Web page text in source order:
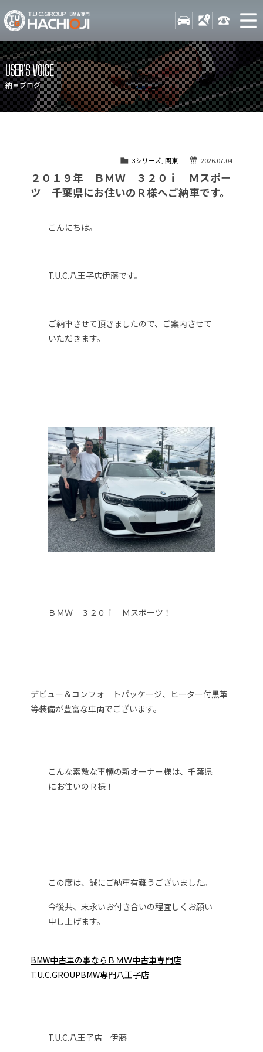
TUCグループ BMW専門 八
STOCK ACCESS 042-
ニュース
在庫リスト
目玉車両一覧
店舗紹介
保証＆サービス
アクセスマップ
自動車保険
TUCとは？
リクルート
会社概要
USER'S VOICE
納車ブログ
2026.07.04
3シリーズ, 関東
２０１９年 ＢＭＷ ３２０ｉ Ｍスポー
ツ 千葉県にお住いのＲ様へご納車です。
こんにちは。
T.U.C.八王子店伊藤です。
ご納車させて頂きましたので、ご案内させて
いただきます。
ＢＭＷ ３２０ｉ Ｍスポーツ！
デビュー＆コンフォ―トパッケージ、ヒーター付黒革
等装備が豊富な車両でございます。
こんな素敵な車輛の新オーナー様は、千葉県
にお住いのＲ様！
この度は、誠にご納車有難うございました。
今後共、末永いお付き合いの程宜しくお願い
申し上げます。
BMW中古車の事ならＢＭＷ中古車専門店
T.U.C.GROUPBMW専門八王子店
T.U.C.八王子店 伊藤